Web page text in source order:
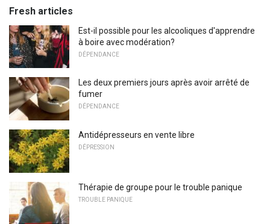
Fresh articles
Est-il possible pour les alcooliques d'apprendre
à boire avec modération?
DÉPENDANCE
Les deux premiers jours après avoir arrêté de
fumer
DÉPENDANCE
Antidépresseurs en vente libre
DÉPRESSION
Thérapie de groupe pour le trouble panique
TROUBLE PANIQUE